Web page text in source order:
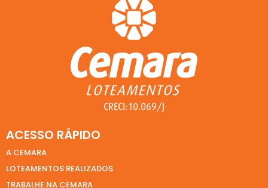
ACESSO RÁPIDO
A CEMARA
LOTEAMENTOS REALIZADOS
TRABALHE NA CEMARA